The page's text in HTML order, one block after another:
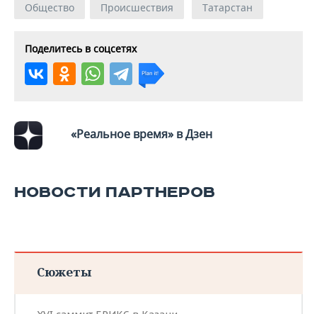
Общество Происшествия Татарстан
Поделитесь в соцсетях
«Реальное время» в Дзен
НОВОСТИ ПАРТНЕРОВ
Сюжеты